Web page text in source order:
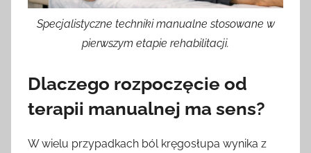
Specjalistyczne techniki manualne stosowane w
pierwszym etapie rehabilitacji.
Dlaczego rozpoczęcie od
terapii manualnej ma sens?
W wielu przypadkach ból kręgosłupa wynika z